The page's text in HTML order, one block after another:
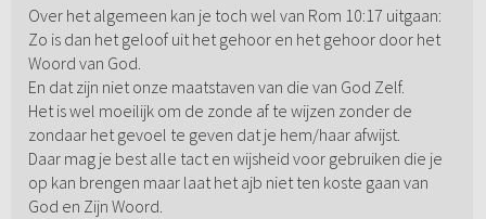
Over het algemeen kan je toch wel van Rom 10:17 uitgaan:
Zo is dan het geloof uit het gehoor en het gehoor door het
Woord van God.
En dat zijn niet onze maatstaven van die van God Zelf.
Het is wel moeilijk om de zonde af te wijzen zonder de
zondaar het gevoel te geven dat je hem/haar afwijst.
Daar mag je best alle tact en wijsheid voor gebruiken die je
op kan brengen maar laat het ajb niet ten koste gaan van
God en Zijn Woord.